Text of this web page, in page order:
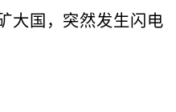
大国，突然发生闪电